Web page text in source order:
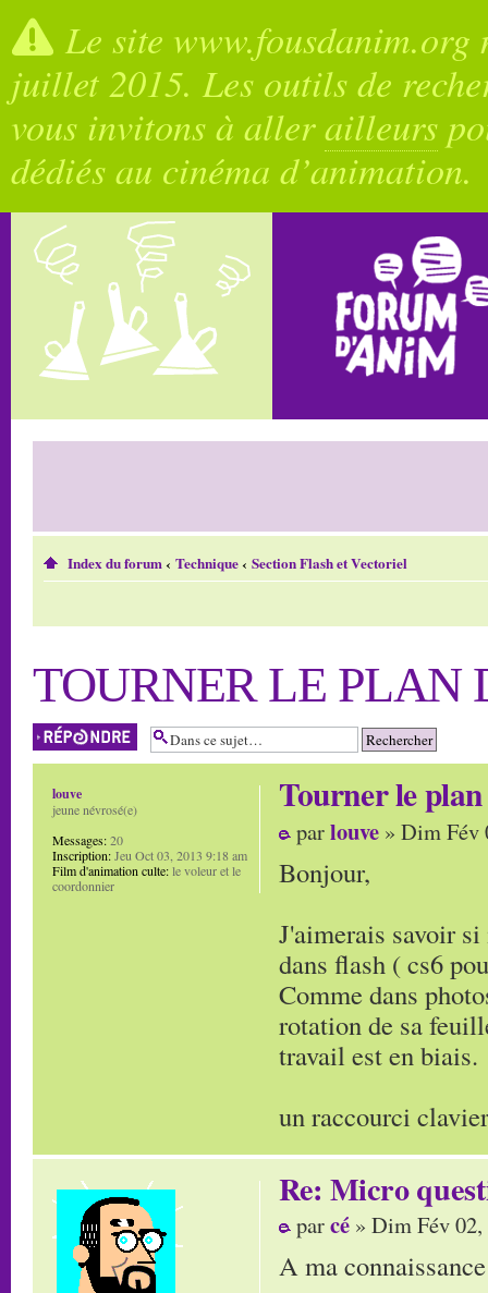
Le site
juillet 2015. Les outils de
vous invitons à allerailleurs
dédiés au cinéma d’animation.
Index du forum‹ Technique‹ Section Flash et Vectoriel
TOURNER LE PLAN
Répondre
Tourner le
parlouve » Dim Fév
Bonjour,
J'aimerais savoir
dans flash ( cs6
Comme dans
rotation de sa
travail est en biais.
un raccourci
louve
jeune névrosé(e)
Messages:20
Inscription:Jeu Oct 03, 2013 9:18 am
Film d'animation culte:le voleur et le
coordonnier
Re: Micro
parcé » Dim Fév
A ma